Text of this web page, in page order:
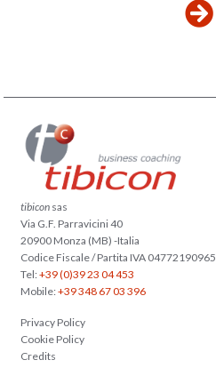
tibicon sas
Via G.F. Parravicini 40
20900 Monza (MB) -Italia
Codice Fiscale / Partita IVA 04772190965
Tel:+39 (0)39 23 04 453
Mobile:+39 348 67 03 396
Privacy Policy
Cookie Policy
Credits